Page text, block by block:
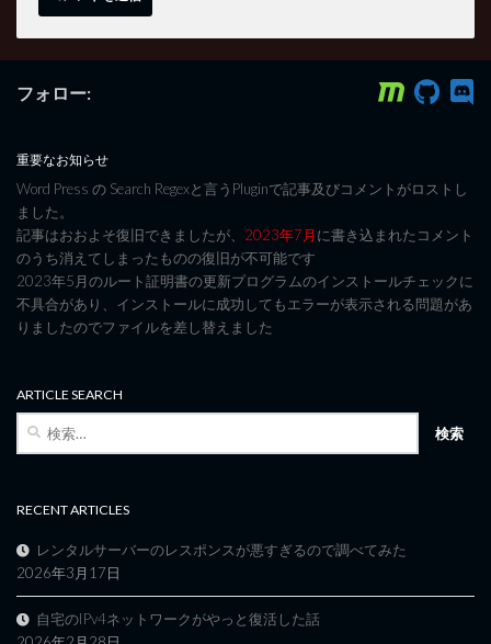
フォロー:
重要なお知らせ
Word Press の Search Regexと言うPluginで記事及びコメントがロストし
ました。
記事はおおよそ復旧できましたが、 2023年7月に書き込まれたコメント
のうち消えてしまったものの復旧が不可能です
2023年5月のルート証明書の更新プログラムのインストールチェックに
不具合があり、インストールに成功してもエラーが表示される問題があ
りましたのでファイルを差し替えました
ARTICLE SEARCH
検
RECENT ARTICLES
レンタルサーバーのレスポンスが悪すぎるので調べてみた
2026年3月17日
自宅のIPv4ネットワークがやっと復活した話